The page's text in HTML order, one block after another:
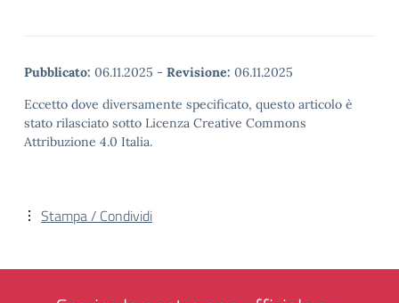
Pubblicato: 06.11.2025 - Revisione: 06.11.2025
Eccetto dove diversamente specificato, questo articolo è
stato rilasciato sotto Licenza Creative Commons
Attribuzione 4.0 Italia.
Stampa / Condividi